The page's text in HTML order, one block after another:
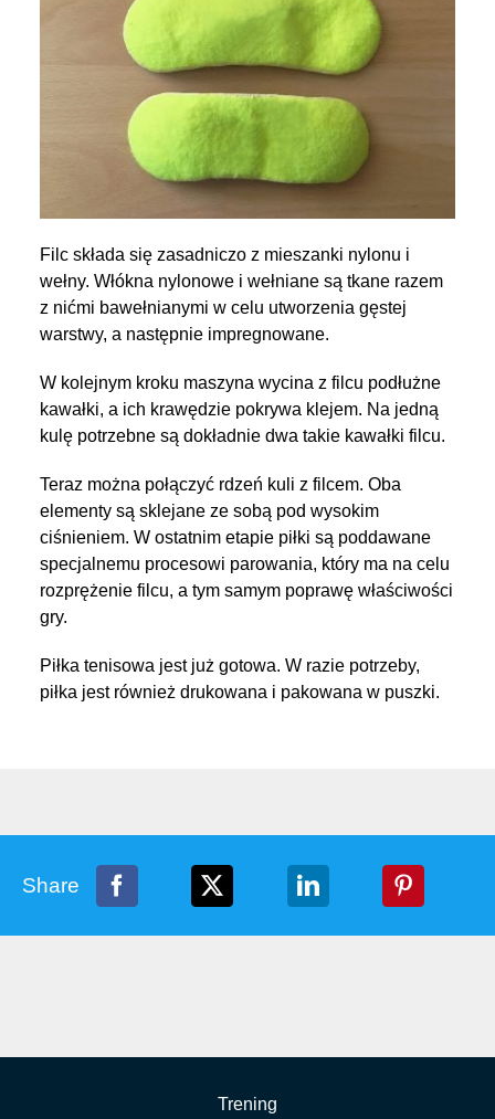
Filc składa się zasadniczo z mieszanki nylonu i
wełny. Włókna nylonowe i wełniane są tkane razem
z nićmi bawełnianymi w celu utworzenia gęstej
warstwy, a następnie impregnowane.
W kolejnym kroku maszyna wycina z filcu podłużne
kawałki, a ich krawędzie pokrywa klejem. Na jedną
kulę potrzebne są dokładnie dwa takie kawałki filcu.
Teraz można połączyć rdzeń kuli z filcem. Oba
elementy są sklejane ze sobą pod wysokim
ciśnieniem. W ostatnim etapie piłki są poddawane
specjalnemu procesowi parowania, który ma na celu
rozprężenie filcu, a tym samym poprawę właściwości
gry.
Piłka tenisowa jest już gotowa. W razie potrzeby,
piłka jest również drukowana i pakowana w puszki.
Share
Trening